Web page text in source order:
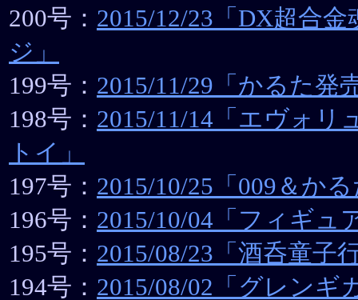
200号： 2015/12/23「DX超合
ジ」
199号： 2015/11/29「かるた発
198号： 2015/11/14「エヴォリ
トイ」
197号： 2015/10/25「009＆か
196号： 2015/10/04「フィギュ
195号： 2015/08/23「酒呑童子
194号： 2015/08/02「グレンギ